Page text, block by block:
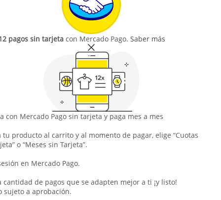
pagos sin tarjetacon Mercado Pago. Saber más
con Mercado Pago sin tarjeta y paga mes a mes
tu producto al carrito y al momento de pagar, elige “Cuotas
o “Meses sin Tarjeta”.
en Mercado Pago.
cantidad de pagos que se adapten mejor a ti ¡y listo!
sujeto a aprobación.